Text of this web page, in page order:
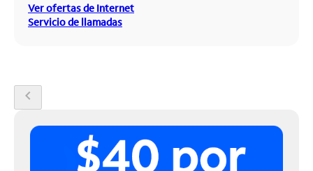
Ver ofertas de Internet
Servicio de llamadas
chevron_left